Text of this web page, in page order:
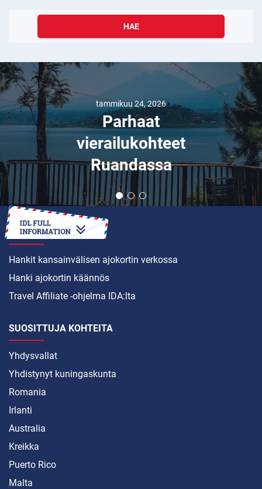
HAE
tammikuu 24, 2026
Parhaat
vierailukohteet
Ruandassa
MITEN
Hankit kansainvälisen ajokortin verkossa
Hanki ajokortin käännös
Travel Affiliate -ohjelma IDA:lta
SUOSITTUJA KOHTEITA
Yhdysvallat
Yhdistynyt kuningaskunta
Romania
Irlanti
Australia
Kreikka
Puerto Rico
Malta